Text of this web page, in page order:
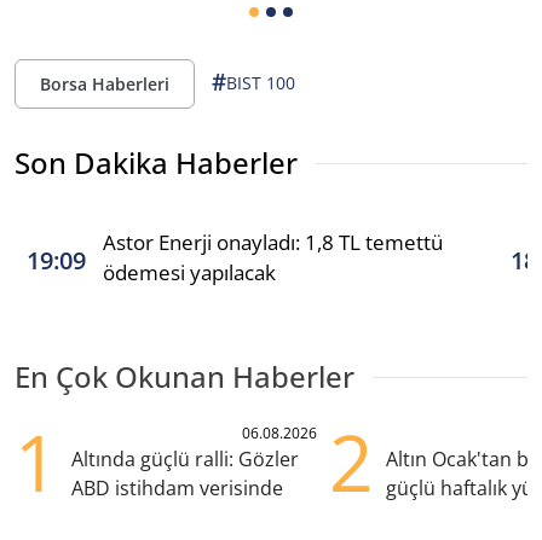
Borsa Haberleri #BIST 100
Son Dakika Haberler
19:09
Astor Enerji onayladı: 1,8 TL temettü
ödemesi yapılacak
En Çok Okunan Haberler
1 06.08.2026
Altında güçlü ralli: Gözler
ABD istihdam verisinde
2
Altın Ocak'tan
güçlü haftalık